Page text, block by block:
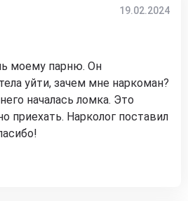
19.02.2024
моему парню. Он
уйти, зачем мне наркоман?
началась ломка. Это
приехать. Нарколог поставил